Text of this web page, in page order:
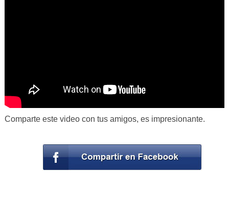
Comparte este video con tus amigos, es impresionante.